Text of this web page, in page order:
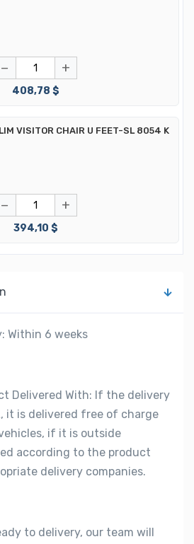
− +
408,78 $
VISITOR CHAIR U FEET-SL 8054 K
− +
394,10 $
Within 6 weeks
Delivered With: If the delivery
it is delivered free of charge
if it is outside
according to the product
delivery companies.
to delivery, our team will